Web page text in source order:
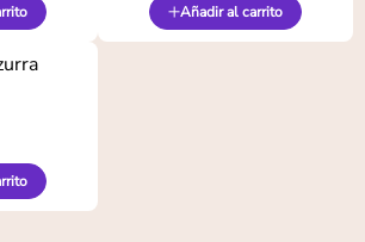
Añadir al carrito